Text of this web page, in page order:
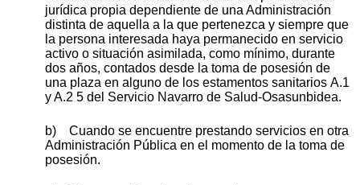
jurídica propia dependiente de una Administración
distinta de aquella a la que pertenezca y siempre que
la persona interesada haya permanecido en servicio
activo o situación asimilada, como mínimo, durante
dos años, contados desde la toma de posesión de
una plaza en alguno de los estamentos sanitarios A.1
y A.2 5 del Servicio Navarro de Salud-Osasunbidea.
b) Cuando se encuentre prestando servicios en otra
Administración Pública en el momento de la toma de
posesión.